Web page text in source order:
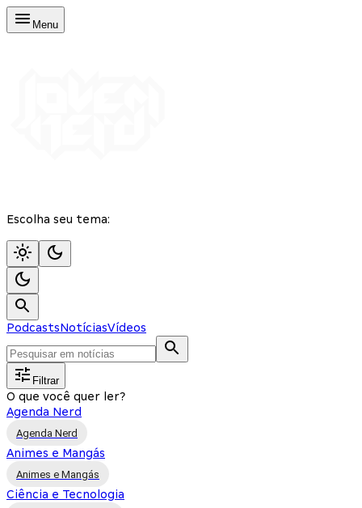
Menu
Escolha seu tema:
PodcastsNotíciasVídeos
Filtrar
O que você quer ler?
Agenda Nerd
Agenda Nerd
Animes e Mangás
Animes e Mangás
Ciência e Tecnologia